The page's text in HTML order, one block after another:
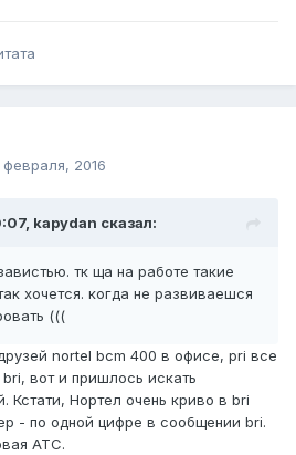
февраля, 2016
kapydan сказал:
тк ща на работе такие
хочется. когда не развиваешся
(((
nortel bcm 400 в офисе, pri все
вот и пришлось искать
Кстати, Нортел очень криво в bri
- по одной цифре в сообщении bri.
АТС.